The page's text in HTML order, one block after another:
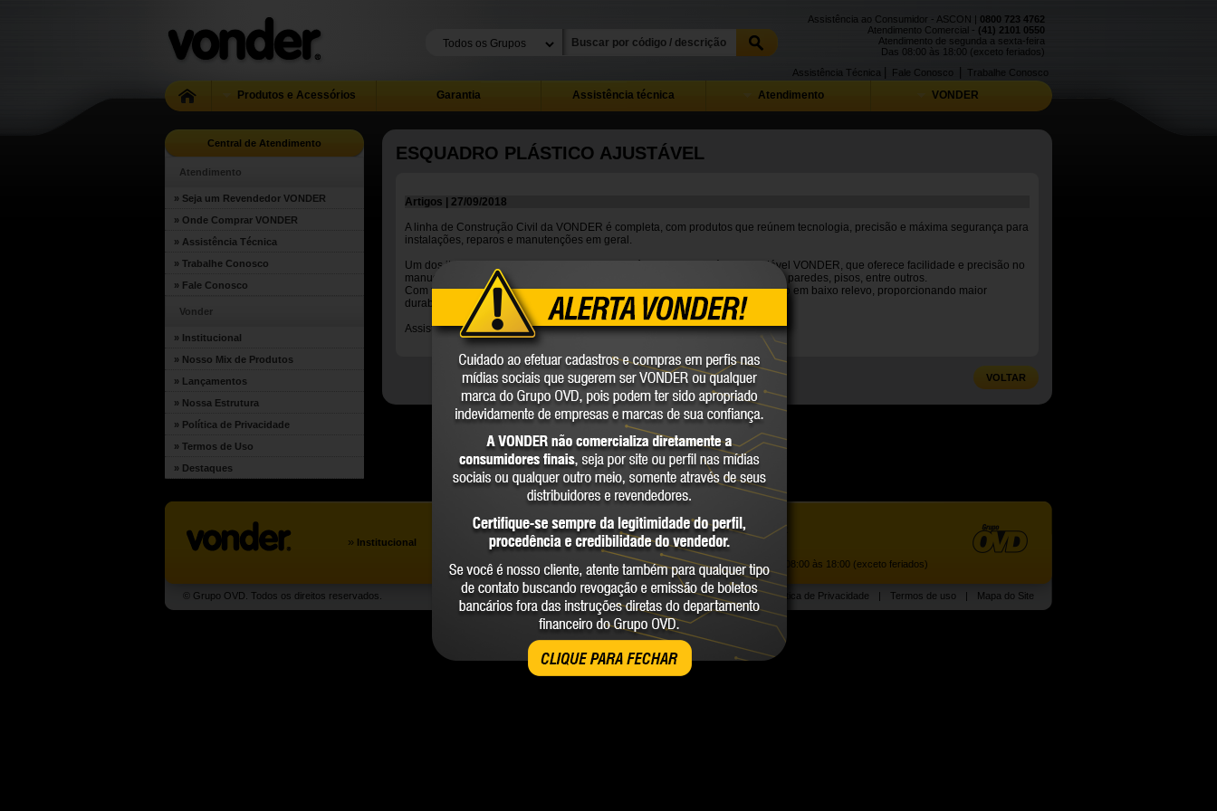
CLIQUE PARA FECHAR
Assistência ao Consumidor - ASCON | 0800 723 4762
Atendimento Comercial - (41) 2101 0550
Atendimento de segunda a sexta-feira
Das 08:00 às 18:00 (exceto feriados)
Trabalhe Conosco
Fale Conosco
Assistência Técnica
Produtos e Acessórios Garantia Assistência técnica Atendimento VONDER
Central de Atendimento
Atendimento
» Seja um Revendedor VONDER
» Onde Comprar VONDER
» Assistência Técnica
» Trabalhe Conosco
» Fale Conosco
Vonder
» Institucional
» Nosso Mix de Produtos
» Lançamentos
» Nossa Estrutura
» Política de Privacidade
» Termos de Uso
» Destaques
ESQUADRO PLÁSTICO AJUSTÁVEL
Artigos | 27/09/2018
A linha de Construção Civil da VONDER é completa, com produtos que reúnem tecnologia, precisão e máxima segurança para
instalações, reparos e manutenções em geral.
Um dos itens que surpreende pela praticidade é o Esquadro Plástico Ajustável VONDER, que oferece facilidade e precisão no
manuseio e marcação para transferência de ângulos e medidas em telhados, paredes, pisos, entre outros.
Com fácil manuseio, possui graduação em milímetros e polegadas e gravação em baixo relevo, proporcionando maior
durabilidade à escala do esquadro.
Assista ao vídeo para saber mais detalhes,clique aqui.
VOLTAR
» Institucional Trabalhe Conosco
Assistência ao Consumidor |0800 723 4762
Atendimento Comercial: |(41) 2101 0550
Atendimento de segunda a sexta-feira, das 08:00 às 18:00 (exceto feriados)
© Grupo OVD. Todos os direitos reservados. Política de Privacidade | Termos de uso | Mapa do Site